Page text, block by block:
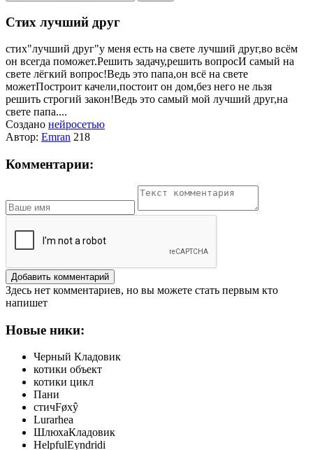
Стих лучший друг
стих"лучший друг"у меня есть на свете лучший друг,во всём
он всегда поможет.Решить задачу,решить вопросИ самый на
свете лёгкий вопрос!Ведь это папа,он всё на свете
можетПостроит качели,постоит он дом,без него не льзя
решить строгий закон!Ведь это самый мой лучший друг,на
свете папа....
Создано нейросетью
Автор: Emran 218
Комментарии:
Добавить комментарий
Здесь нет комментариев, но вы можете стать первым кто
напишет
Новые ники:
Черный Кладовик
котики объект
котики цикл
Пани
стичFøxŷ
Lurarhea
ШлюхаКладовик
HelpfulEyndridi